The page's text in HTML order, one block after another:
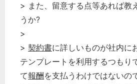
> また、留意する点等あれば教
うか?
>
> 契約書に詳しいものが社内に
テンプレートを利用するつもり
て報酬を支払うわけではないの